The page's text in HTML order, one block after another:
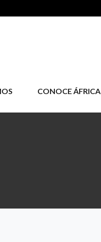
CONOCE ÁFRICA